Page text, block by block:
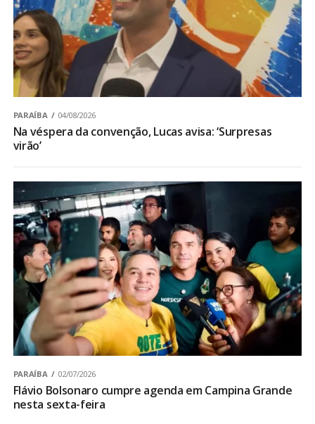
PARAÍBA 04/08/2026
Na véspera da convenção, Lucas avisa: ‘Surpresas
virão’
PARAÍBA 02/07/2026
Flávio Bolsonaro cumpre agenda em Campina Grande
nesta sexta-feira